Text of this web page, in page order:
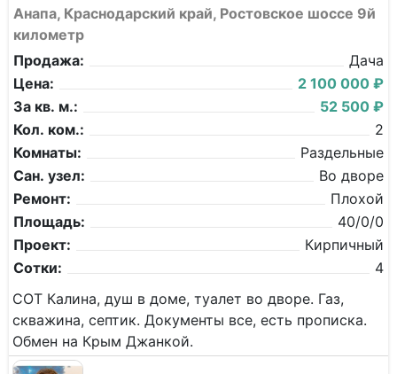
Анапа, Краснодарский край, Ростовское шоссе 9й
километр
Продажа:
Дача
Цена:
2 100 000 ₽
За кв. м.:
52 500 ₽
Кол. ком.:
2
Комнаты:
Раздельные
Сан. узел:
Во дворе
Ремонт:
Плохой
Площадь:
40/0/0
Проект:
Кирпичный
Сотки:
4
СОТ Калина, душ в доме, туалет во дворе. Газ,
скважина, септик. Документы все, есть прописка.
Обмен на Крым Джанкой.